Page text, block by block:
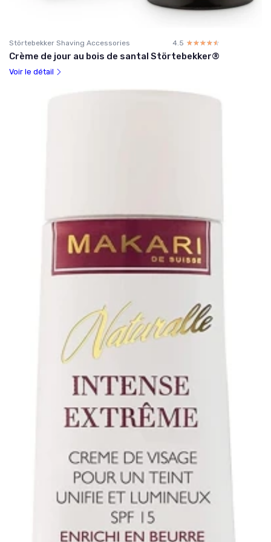
Störtebekker Shaving Accessories 4.5 ☆☆☆☆☆
★★★★★
Crème de jour au bois de santal Störtebekker®
Voir le détail